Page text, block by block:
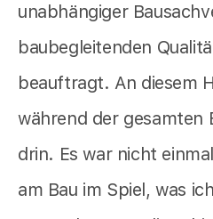
unabhängiger
baubegleitenden
beauftragt. An diesem
während der gesamten
drin. Es war nicht
am Bau im Spiel, was